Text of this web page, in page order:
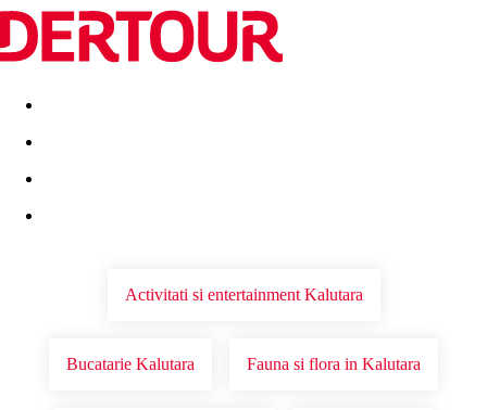
Destinatii Vacanta perfecta OFERTE DE NERATAT
Activitati si entertainment Kalutara
Bucatarie Kalutara Fauna si flora in Kalutara